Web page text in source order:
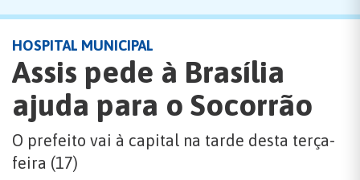
HOSPITAL MUNICIPAL
Assis pede à Brasília
ajuda para o Socorrão
O prefeito vai à capital na tarde desta terça-
feira (17)